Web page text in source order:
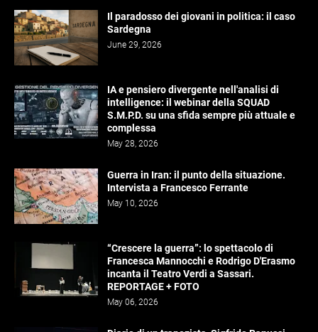
Il paradosso dei giovani in politica: il caso
Sardegna
June 29, 2026
IA e pensiero divergente nell'analisi di
intelligence: il webinar della SQUAD
S.M.P.D. su una sfida sempre più attuale e
complessa
May 28, 2026
Guerra in Iran: il punto della situazione.
Intervista a Francesco Ferrante
May 10, 2026
“Crescere la guerra”: lo spettacolo di
Francesca Mannocchi e Rodrigo D'Erasmo
incanta il Teatro Verdi a Sassari.
REPORTAGE + FOTO
May 06, 2026